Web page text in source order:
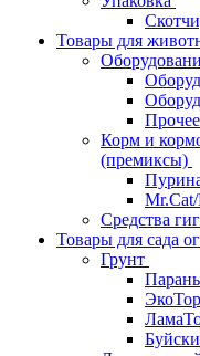
Товары для
Корм и
(премиксы)
Средства
Товары для сада
Грунт